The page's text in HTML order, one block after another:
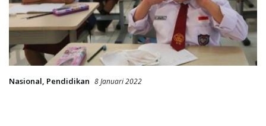
Nasional, Pendidikan 8 Januari 2022